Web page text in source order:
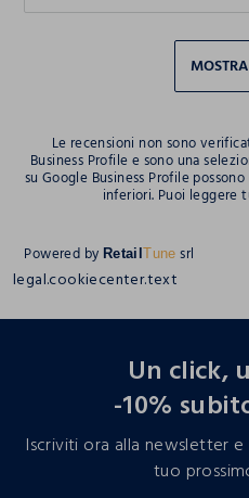
Le recensioni non sono
Business Profile e sono una
su Google Business Profile
inferiori. Puoi
Powered by RetailTune srl
legal.cookiecenter.text
Un click,
-10%
Iscriviti ora alla newsletter
tuo